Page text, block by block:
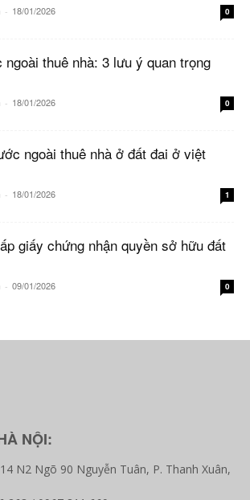
- 18/01/2026 0
thuê nhà: 3 lưu ý quan trọng
- 18/01/2026 0
ngoài thuê nhà ở đất đai ở việt
- 18/01/2026 1
giấy chứng nhận quyền sở hữu đất
- 09/01/2026 0
NỘI:
N2 Ngõ 90 Nguyễn Tuân, P. Thanh Xuân,